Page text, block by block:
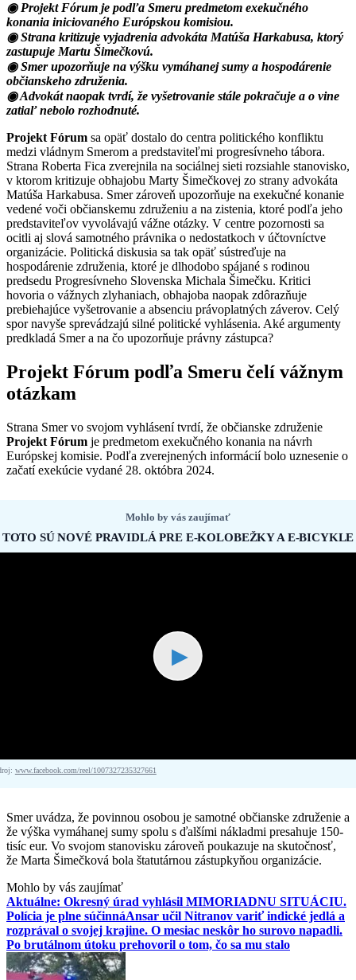
◉ Projekt Fórum je podľa Smeru predmetom exekučného
konania iniciovaného Európskou komisiou.
◉ Strana kritizuje vyjadrenia advokáta Matúša Harkabusa, ktorý
zastupuje Martu Šimečkovú.
◉ Smer upozorňuje na výšku vymáhanej sumy a hospodárenie
občianskeho združenia.
◉ Advokát naopak tvrdí, že vyšetrovanie stále pokračuje a o vine
zatiaľ nebolo rozhodnuté.
Projekt Fórum sa opäť dostalo do centra politického konfliktu
medzi vládnym Smerom a predstaviteľmi progresívneho tábora.
Strana Roberta Fica zverejnila na sociálnej sieti rozsiahle stanovisko,
v ktorom kritizuje obhajobu Marty Šimečkovej zo strany advokáta
Matúša Harkabusa. Smer zároveň upozorňuje na exekučné konanie
vedené voči občianskemu združeniu a na zistenia, ktoré podľa jeho
predstaviteľov vyvolávajú vážne otázky. V centre pozornosti sa
ocitli aj slová samotného právnika o nedostatkoch v účtovníctve
organizácie. Politická diskusia sa tak opäť sústreďuje na
hospodárenie združenia, ktoré je dlhodobo spájané s rodinou
predsedu Progresívneho Slovenska Michala Šimečku. Kritici
hovoria o vážnych zlyhaniach, obhajoba naopak zdôrazňuje
prebiehajúce vyšetrovanie a absenciu právoplatných záverov. Celý
spor navyše sprevádzajú silné politické vyhlásenia. Aké argumenty
predkladá Smer a na čo upozorňuje právny zástupca?
Projekt Fórum podľa Smeru čelí vážnym
otázkam
Strana Smer vo svojom vyhlásení tvrdí, že občianske združenie
Projekt Fórum je predmetom exekučného konania na návrh
Európskej komisie. Podľa zverejnených informácií bolo uznesenie o
začatí exekúcie vydané 28. októbra 2024.
Mohlo by vás zaujímať
TOTO SÚ NOVÉ PRAVIDLÁ PRE E-KOLOBEŽKY A E-BICYKLE
▶
www.facebook.com/reel/1007327235327661
Smer uvádza, že povinnou osobou je samotné občianske združenie a
že výška vymáhanej sumy spolu s ďalšími nákladmi presahuje 150-
tisíc eur. Vo svojom stanovisku zároveň poukazuje na skutočnosť,
že Marta Šimečková bola štatutárnou zástupkyňou organizácie.
Mohlo by vás zaujímať
Aktuálne: Okresný úrad vyhlásil MIMORIADNU SITUÁCIU.
Polícia je plne súčinnáAnsar učil Nitranov variť indické jedlá a
rozprával o svojej krajine. O mesiac neskôr ho surovo napadli.
Po brutálnom útoku prehovoril o tom, čo sa mu stalo